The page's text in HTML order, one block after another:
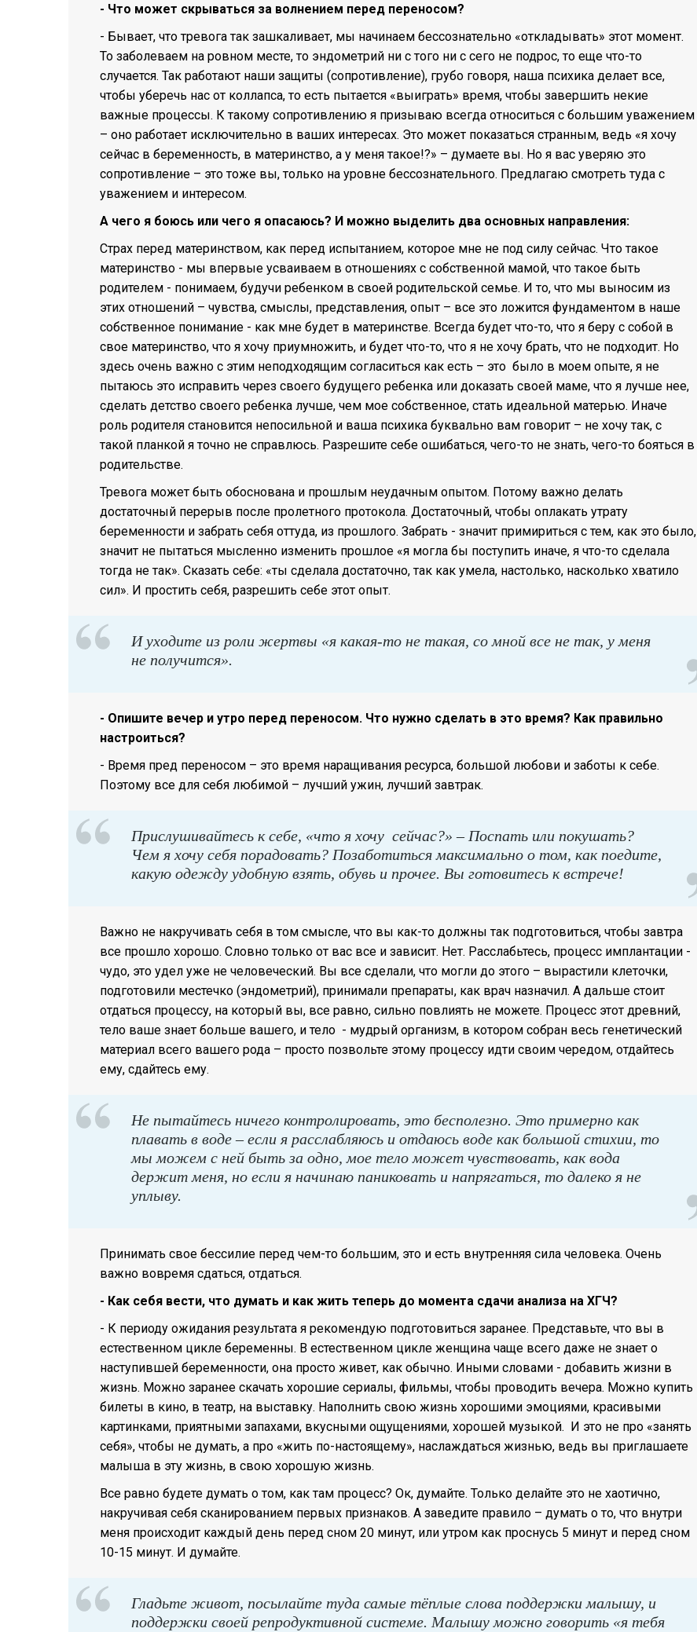
- Что может скрываться за волнением перед переносом?
- Бывает, что тревога так зашкаливает, мы начинаем бессознательно «откладывать» этот момент.
То заболеваем на ровном месте, то эндометрий ни с того ни с сего не подрос, то еще что-то
случается. Так работают наши защиты (сопротивление), грубо говоря, наша психика делает все,
чтобы уберечь нас от коллапса, то есть пытается «выиграть» время, чтобы завершить некие
важные процессы. К такому сопротивлению я призываю всегда относиться с большим уважением
– оно работает исключительно в ваших интересах. Это может показаться странным, ведь «я хочу
сейчас в беременность, в материнство, а у меня такое!?» – думаете вы. Но я вас уверяю это
сопротивление – это тоже вы, только на уровне бессознательного. Предлагаю смотреть туда с
уважением и интересом.
А чего я боюсь или чего я опасаюсь? И можно выделить два основных направления:
Страх перед материнством, как перед испытанием, которое мне не под силу сейчас. Что такое
материнство - мы впервые усваиваем в отношениях с собственной мамой, что такое быть
родителем - понимаем, будучи ребенком в своей родительской семье. И то, что мы выносим из
этих отношений – чувства, смыслы, представления, опыт – все это ложится фундаментом в наше
собственное понимание - как мне будет в материнстве. Всегда будет что-то, что я беру с собой в
свое материнство, что я хочу приумножить, и будет что-то, что я не хочу брать, что не подходит. Но
здесь очень важно с этим неподходящим согласиться как есть – это было в моем опыте, я не
пытаюсь это исправить через своего будущего ребенка или доказать своей маме, что я лучше нее,
сделать детство своего ребенка лучше, чем мое собственное, стать идеальной матерью. Иначе
роль родителя становится непосильной и ваша психика буквально вам говорит – не хочу так, с
такой планкой я точно не справлюсь. Разрешите себе ошибаться, чего-то не знать, чего-то бояться в
родительстве.
Тревога может быть обоснована и прошлым неудачным опытом. Потому важно делать
достаточный перерыв после пролетного протокола. Достаточный, чтобы оплакать утрату
беременности и забрать себя оттуда, из прошлого. Забрать - значит примириться с тем, как это было,
значит не пытаться мысленно изменить прошлое «я могла бы поступить иначе, я что-то сделала
тогда не так». Сказать себе: «ты сделала достаточно, так как умела, настолько, насколько хватило
сил». И простить себя, разрешить себе этот опыт.
И уходите из роли жертвы «я какая-то не такая, со мной все не так, у меня
не получится».
- Опишите вечер и утро перед переносом. Что нужно сделать в это время? Как правильно
настроиться?
- Время пред переносом – это время наращивания ресурса, большой любови и заботы к себе.
Поэтому все для себя любимой – лучший ужин, лучший завтрак.
Прислушивайтесь к себе, «что я хочу сейчас?» – Поспать или покушать?
Чем я хочу себя порадовать? Позаботиться максимально о том, как поедите,
какую одежду удобную взять, обувь и прочее. Вы готовитесь к встрече!
Важно не накручивать себя в том смысле, что вы как-то должны так подготовиться, чтобы завтра
все прошло хорошо. Словно только от вас все и зависит. Нет. Расслабьтесь, процесс имплантации -
чудо, это удел уже не человеческий. Вы все сделали, что могли до этого – вырастили клеточки,
подготовили местечко (эндометрий), принимали препараты, как врач назначил. А дальше стоит
отдаться процессу, на который вы, все равно, сильно повлиять не можете. Процесс этот древний,
тело ваше знает больше вашего, и тело - мудрый организм, в котором собран весь генетический
материал всего вашего рода – просто позвольте этому процессу идти своим чередом, отдайтесь
ему, сдайтесь ему.
Не пытайтесь ничего контролировать, это бесполезно. Это примерно как
плавать в воде – если я расслабляюсь и отдаюсь воде как большой стихии, то
мы можем с ней быть за одно, мое тело может чувствовать, как вода
держит меня, но если я начинаю паниковать и напрягаться, то далеко я не
уплыву.
Принимать свое бессилие перед чем-то большим, это и есть внутренняя сила человека. Очень
важно вовремя сдаться, отдаться.
- Как себя вести, что думать и как жить теперь до момента сдачи анализа на ХГЧ?
- К периоду ожидания результата я рекомендую подготовиться заранее. Представьте, что вы в
естественном цикле беременны. В естественном цикле женщина чаще всего даже не знает о
наступившей беременности, она просто живет, как обычно. Иными словами - добавить жизни в
жизнь. Можно заранее скачать хорошие сериалы, фильмы, чтобы проводить вечера. Можно купить
билеты в кино, в театр, на выставку. Наполнить свою жизнь хорошими эмоциями, красивыми
картинками, приятными запахами, вкусными ощущениями, хорошей музыкой. И это не про «занять
себя», чтобы не думать, а про «жить по-настоящему», наслаждаться жизнью, ведь вы приглашаете
малыша в эту жизнь, в свою хорошую жизнь.
Все равно будете думать о том, как там процесс? Ок, думайте. Только делайте это не хаотично,
накручивая себя сканированием первых признаков. А заведите правило – думать о то, что внутри
меня происходит каждый день перед сном 20 минут, или утром как проснусь 5 минут и перед сном
10-15 минут. И думайте.
Гладьте живот, посылайте туда самые тёплые слова поддержки малышу, и
поддержки своей репродуктивной системе. Малышу можно говорить «я тебя